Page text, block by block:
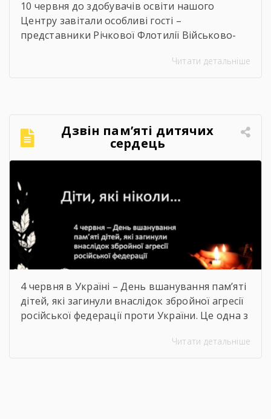
10 червня до здобувачів освіти нашого
Центру завітали особливі гості –
представники Річкової Флотилії Військово-
зустрічі студенти дізналися про особливості
річкових шляхів та протидії морським
загрозам;🔹 можливості професійного […]
Читати детальніше
Дзвін пам’яті дитячих
сердець
4 червня в Україні – День вшанування пам’яті
дітей, які загинули внаслідок збройної агресії
російської федерації проти України. Це одна з
забрала тисячі дитячих мрій, усмішок і життів.
Читати детальніше